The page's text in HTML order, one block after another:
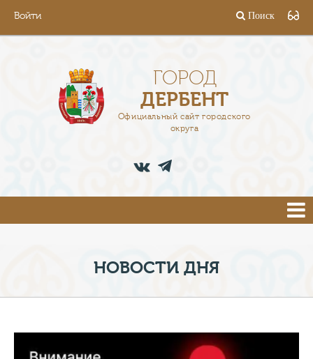
Войти Поиск
ГОРОД
ДЕРБЕНТ
Официальный сайт городского
округа
АДМИНИСТРАЦИЯ
ТАРИФЫ
НОВОСТИ ДНЯ